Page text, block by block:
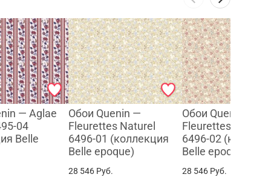
— Aglae
04
Belle
Обои Quenin —
Fleurettes Naturel
6496-01 (коллекция
Belle epoque)
28 546 Руб.
Обои Quenin —
Fleurettes
6496-02
Belle epoque)
28 546 Руб.